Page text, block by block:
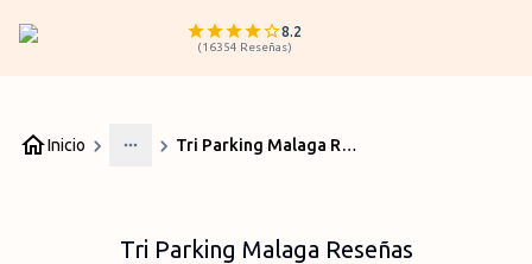
8.2
(16354 Reseñas)
Inicio
More
Tri Parking Malaga Reseñas
Tri Parking Malaga Reseñas